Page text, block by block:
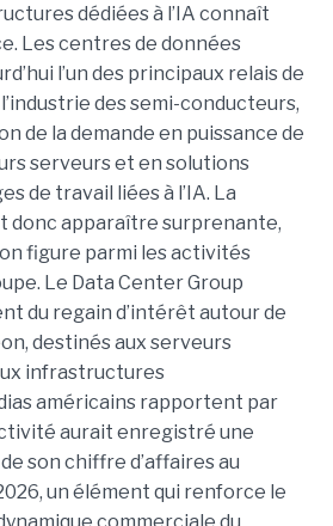
dédiées à l’IA connaît
Les centres de données
l’un des principaux relais de
des semi-conducteurs,
de la demande en puissance de
serveurs et en solutions
de travail liées à l’IA. La
donc apparaître surprenante,
figure parmi les activités
Le Data Center Group
du regain d’intérêt autour de
destinés aux serveurs
infrastructures
américains rapportent par
aurait enregistré une
son chiffre d’affaires au
un élément qui renforce le